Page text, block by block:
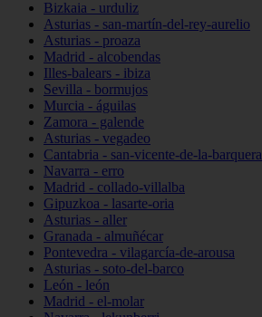
Bizkaia - urduliz
Asturias - san-martín-del-rey-aurelio
Asturias - proaza
Madrid - alcobendas
Illes-balears - ibiza
Sevilla - bormujos
Murcia - águilas
Zamora - galende
Asturias - vegadeo
Cantabria - san-vicente-de-la-barquera
Navarra - erro
Madrid - collado-villalba
Gipuzkoa - lasarte-oria
Asturias - aller
Granada - almuñécar
Pontevedra - vilagarcía-de-arousa
Asturias - soto-del-barco
León - león
Madrid - el-molar